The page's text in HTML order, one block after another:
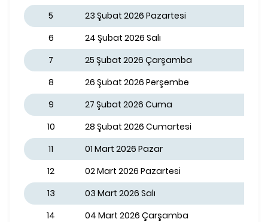
5
23 Şubat 2026 Pazartesi
6
24 Şubat 2026 Salı
7
25 Şubat 2026 Çarşamba
8
26 Şubat 2026 Perşembe
9
27 Şubat 2026 Cuma
10
28 Şubat 2026 Cumartesi
11
01 Mart 2026 Pazar
12
02 Mart 2026 Pazartesi
13
03 Mart 2026 Salı
14
04 Mart 2026 Çarşamba